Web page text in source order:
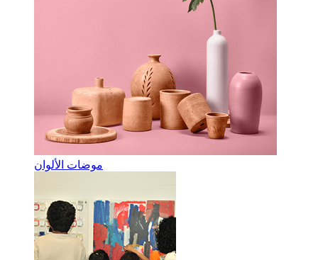
موضات الألوان